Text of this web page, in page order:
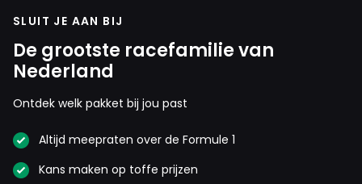
SLUIT JE AAN BIJ
De grootste racefamilie van
Nederland
Ontdek welk pakket bij jou past
Altijd meepraten over de Formule 1
Kans maken op toffe prijzen